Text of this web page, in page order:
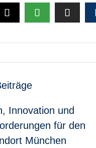
Innovation und
für den
München